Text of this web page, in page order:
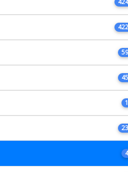
422
59
45
1
23
4